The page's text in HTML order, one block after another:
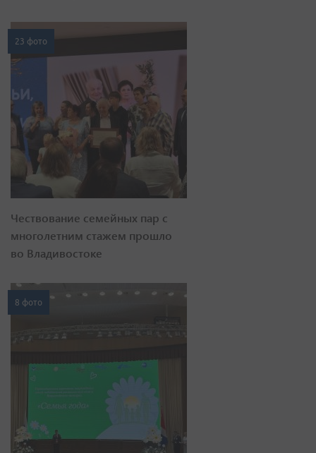
23 фото
Чествование семейных пар с
многолетним стажем прошло
во Владивостоке
8 фото